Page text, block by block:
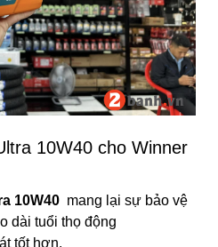
10W40 cho Winner
10W40 mang lại sự bảo vệ
dài tuổi thọ động
tốt hơn.